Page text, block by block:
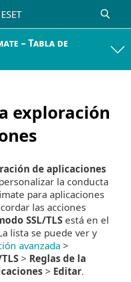
– Tabla de
exploración
de aplicaciones
la conducta
para aplicaciones
las acciones
SSL/TLS está en el
lista se puede ver y
avanzada >
> Reglas de la
> Editar.